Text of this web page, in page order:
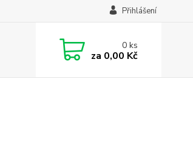
Přihlášení
0ks
za 0,00 Kč